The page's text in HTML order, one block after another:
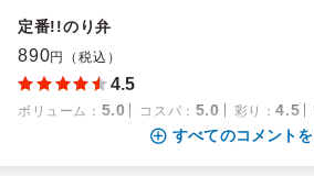
定番!!のり弁
890円（税込）
4.5
ボリューム ： 5.0 コスパ ： 5.0 彩り ：4.5
すべてのコメント